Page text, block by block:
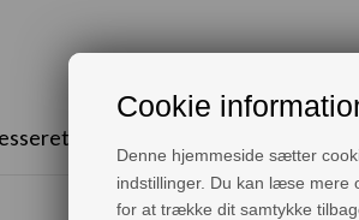
Cookie
Denne hjemmeside sætter
indstillinger. Du kan læse mere
for at trække dit samtykke
i følgende produkter